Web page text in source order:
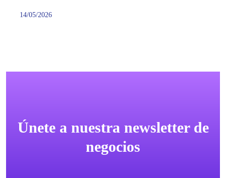
14/05/2026
Únete a nuestra newsletter de
negocios